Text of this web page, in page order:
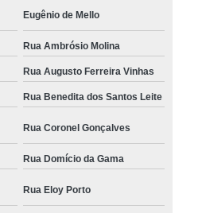
Eugênio de Mello
Rua Ambrósio Molina
Rua Augusto Ferreira Vinhas
Rua Benedita dos Santos Leite
Rua Coronel Gonçalves
Rua Domício da Gama
Rua Eloy Porto